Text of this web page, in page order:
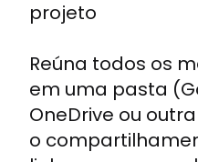
projeto
Reúna todos os
em uma pasta
OneDrive ou
o